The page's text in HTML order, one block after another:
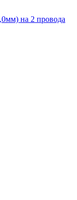
на 2 провода